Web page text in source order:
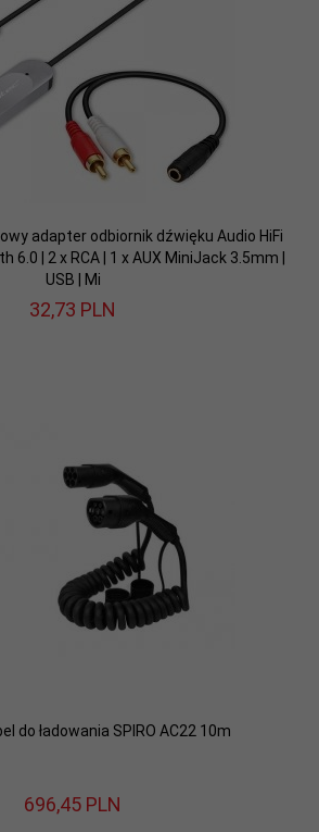
adapter odbiornik dźwięku Audio HiFi
6.0 | 2 x RCA | 1 x AUX MiniJack 3.5mm |
USB | Mi
32,73 PLN
do ładowania SPIRO AC22 10m
696,45 PLN